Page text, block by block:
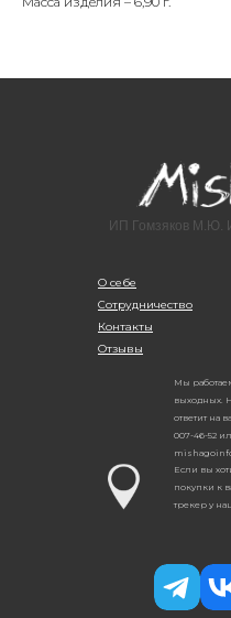
О себе
Сотрудничество
Контакты
Отзывы
ИП Гомзяков М.Ю.
Мы
выходных.
ответит на
007-46-52
Если вы
покупки к
трекер у